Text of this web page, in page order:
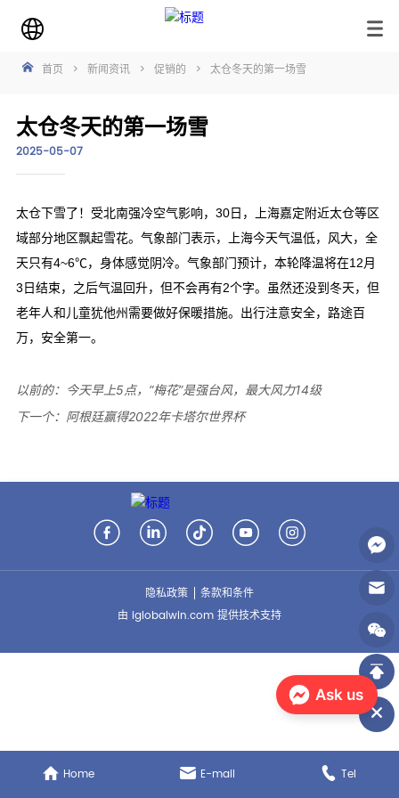
首页 > 新闻资讯 > 促销的 > 太仓冬天的第一场雪
太仓冬天的第一场雪
2025-05-07
以前的： 今天早上5点，“梅花”是强台风，最大风力14级
下一个： 阿根廷赢得2022年卡塔尔世界杯
Home E-mail Tel
隐私政策
条款和条件
由 iglobalwin.com 提供技术支持
Ask us